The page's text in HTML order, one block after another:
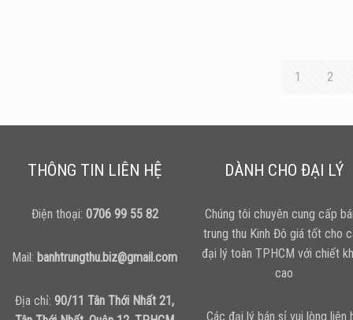
1 2
THÔNG TIN LIÊN HỆ
Điện thoại: 0706 99 55 82
Mail: banhtrungthu.biz@gmail.com
Địa chỉ: 90/11 Tân Thới Nhất 21,
DÀNH CHO ĐẠI LÝ
Chúng tôi chuyên cung cấp
trung thu Kinh Đô giá tốt cho
đại lý toàn TPHCM với chiết
cao
Các đại lý bán sỉ vui lòng liên